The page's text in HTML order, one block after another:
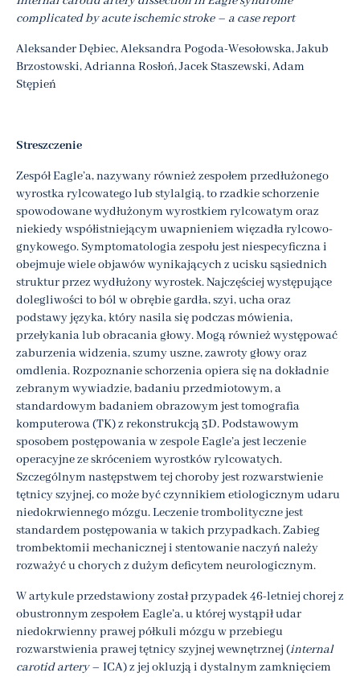
complicated by acute ischemic stroke – a case report
Aleksander Dębiec, Aleksandra Pogoda-Wesołowska, Jakub
Brzostowski, Adrianna Rosłoń, Jacek Staszewski, Adam
Stępień
Streszczenie
Zespół Eagle’a, nazywany również zespołem przedłużonego
wyrostka rylcowatego lub stylalgią, to rzadkie schorzenie
spowodowane wydłużonym wyrostkiem rylcowatym oraz
niekiedy współistniejącym uwapnieniem więzadła rylcowo-
gnykowego. Symptomatologia zespołu jest niespecyficzna i
obejmuje wiele objawów wynikających z ucisku sąsiednich
struktur przez wydłużony wyrostek. Najczęściej występujące
dolegliwości to ból w obrębie gardła, szyi, ucha oraz
podstawy języka, który nasila się podczas mówienia,
przełykania lub obracania głowy. Mogą również występować
zaburzenia widzenia, szumy uszne, zawroty głowy oraz
omdlenia. Rozpoznanie schorzenia opiera się na dokładnie
zebranym wywiadzie, badaniu przedmiotowym, a
standardowym badaniem obrazowym jest tomografia
komputerowa (TK) z rekonstrukcją 3D. Podstawowym
sposobem postępowania w zespole Eagle’a jest leczenie
operacyjne ze skróceniem wyrostków rylcowatych.
Szczególnym następstwem tej choroby jest rozwarstwienie
tętnicy szyjnej, co może być czynnikiem etiologicznym udaru
niedokrwiennego mózgu. Leczenie trombolityczne jest
standardem postępowania w takich przypadkach. Zabieg
trombektomii mechanicznej i stentowanie naczyń należy
rozważyć u chorych z dużym deficytem neurologicznym.
W artykule przedstawiony został przypadek 46-letniej chorej z
obustronnym zespołem Eagle’a, u której wystąpił udar
niedokrwienny prawej półkuli mózgu w przebiegu
rozwarstwienia prawej tętnicy szyjnej wewnętrznej (internal
carotid artery– ICA) z jej okluzją i dystalnym zamknięciem